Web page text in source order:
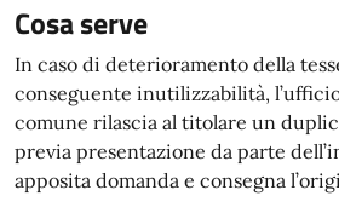
Cosa serve
In caso di deterioramento della
conseguente inutilizzabilità,
comune rilascia al titolare un
previa presentazione da parte
apposita domanda e consegna